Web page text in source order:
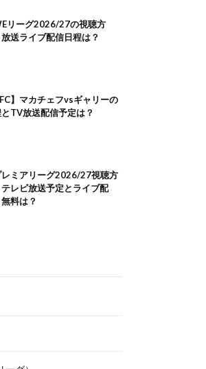
リーグ2026/27の視聴方
送ライブ配信日程は？
】マカチェフvsギャリーの
とTV放送配信予定は？
レミアリーグ2026/27視聴方
レビ放送予定とライブ配
料は？